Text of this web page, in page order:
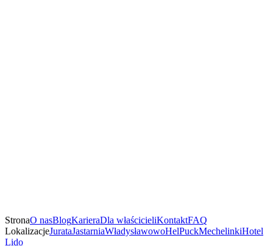
StronaO nasBlogKarieraDla właścicieliKontaktFAQ
LokalizacjeJurataJastarniaWładysławowoHelPuckMechelinkiHotel
Lido